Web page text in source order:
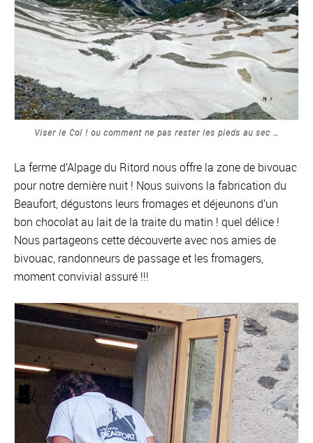
Viser le Col ! ou comment ne pas rester les pieds au sec …
La ferme d’Alpage du Ritord nous offre la zone de bivouac
pour notre dernière nuit ! Nous suivons la fabrication du
Beaufort, dégustons leurs fromages et déjeunons d’un
bon chocolat au lait de la traite du matin ! quel délice !
Nous partageons cette découverte avec nos amies de
bivouac, randonneurs de passage et les fromagers,
moment convivial assuré !!!